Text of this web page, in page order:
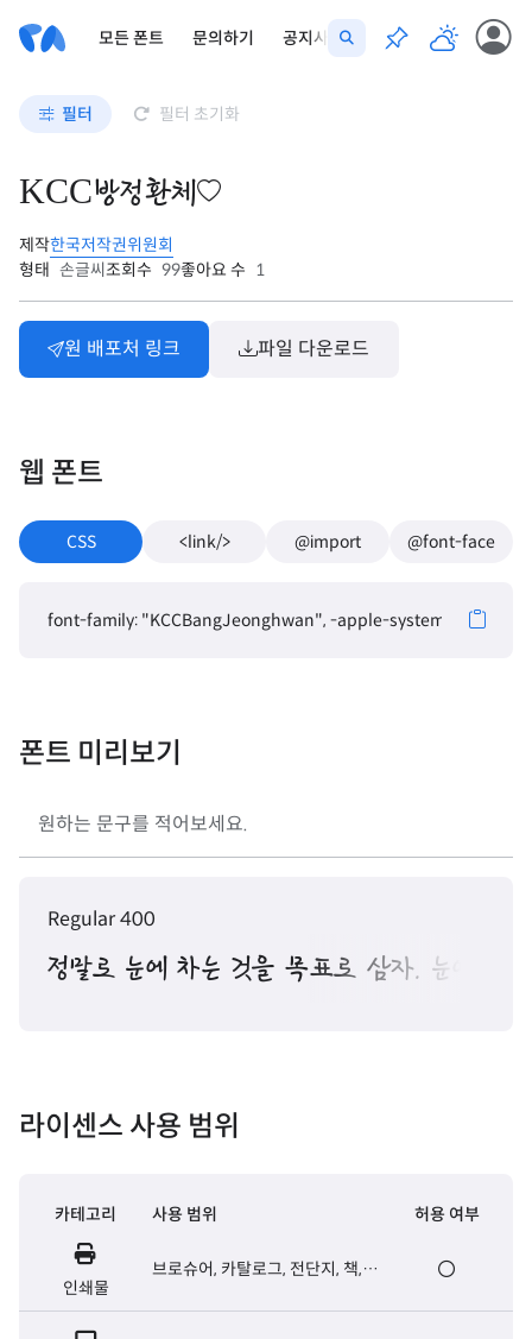
모든 폰트 문의하기 공지사항
필터 필터 초기화
KCC방정환체
제작한국저작권위원회
형태 손글씨조회수 99좋아요 수 1
원 배포처 링크 파일 다운로드
웹 폰트
CSS <link/> @import @font-face
font-family: "KCCBangJeonghwan", -apple-system,
폰트 미리보기
Regular 400
정말로 눈에 차는 것을 목표로 삼자. 눈에 들
라이센스 사용 범위
카테고리 사용 범위 허용 여부
인쇄물
브로슈어, 카탈로그, 전단지, 책,